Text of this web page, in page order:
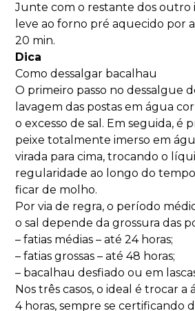
Junte com o restante dos outro
leve ao forno pré aquecido por
20 min.
Dica
Como dessalgar bacalhau
O primeiro passo no dessalgue
lavagem das postas em água
o excesso de sal. Em seguida, é
peixe totalmente imerso em
virada para cima, trocando o
regularidade ao longo do
ficar de molho.
Por via de regra, o período
o sal depende da grossura das
– fatias médias – até 24 horas;
– fatias grossas – até 48 horas;
– bacalhau desfiado ou em
Nos três casos, o ideal é trocar a
4 horas, sempre se certificando